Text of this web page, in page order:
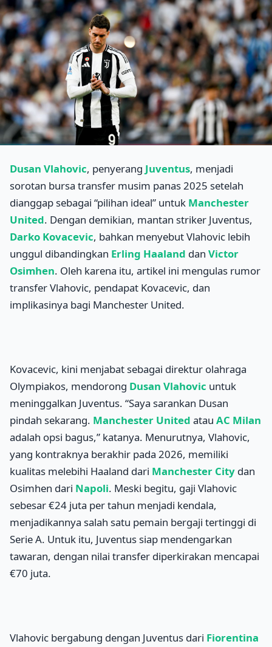
Dusan Vlahovic, penyerang Juventus, menjadi
sorotan bursa transfer musim panas 2025 setelah
dianggap sebagai “pilihan ideal” untuk Manchester
United. Dengan demikian, mantan striker Juventus,
Darko Kovacevic, bahkan menyebut Vlahovic lebih
unggul dibandingkan Erling Haaland dan Victor
Osimhen. Oleh karena itu, artikel ini mengulas rumor
transfer Vlahovic, pendapat Kovacevic, dan
implikasinya bagi Manchester United.
Kovacevic, kini menjabat sebagai direktur olahraga
Olympiakos, mendorong Dusan Vlahovic untuk
meninggalkan Juventus. “Saya sarankan Dusan
pindah sekarang. Manchester United atau AC Milan
adalah opsi bagus,” katanya. Menurutnya, Vlahovic,
yang kontraknya berakhir pada 2026, memiliki
kualitas melebihi Haaland dari Manchester City dan
Osimhen dari Napoli. Meski begitu, gaji Vlahovic
sebesar €24 juta per tahun menjadi kendala,
menjadikannya salah satu pemain bergaji tertinggi di
Serie A. Untuk itu, Juventus siap mendengarkan
tawaran, dengan nilai transfer diperkirakan mencapai
€70 juta.
Vlahovic bergabung dengan Juventus dari Fiorentina